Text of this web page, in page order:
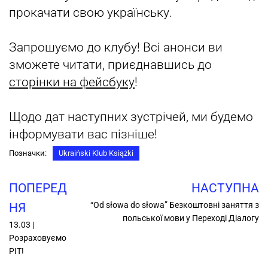
прокачати свою українську.
Запрошуємо до клубу! Всі анонси ви
зможете читати, приєднавшись до
сторінки на фейсбуку!
Щодо дат наступних зустрічей, ми будемо
інформувати вас пізніше!
Позначки: Ukraiński Klub Książki
ПОПЕРЕД
НЯ
13.03 |
Розраховуємо
PIT!
НАСТУПНА
“Od słowa do słowa” Безкоштовні заняття з
польської мови у Переході Діалогу